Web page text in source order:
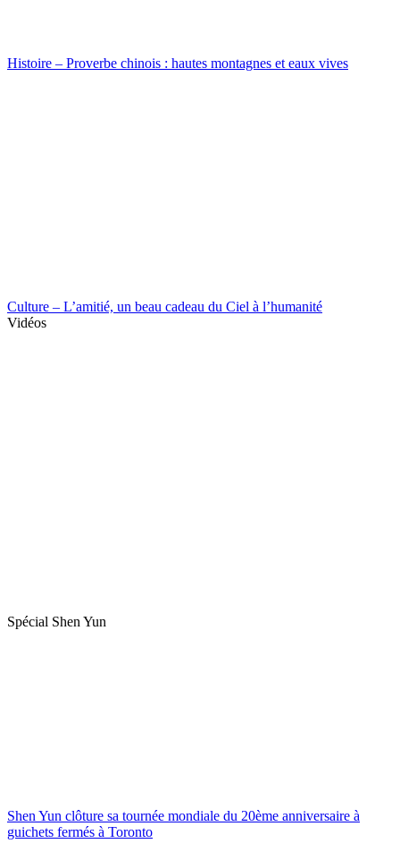
Histoire – Proverbe chinois : hautes montagnes et eaux vives
Culture – L’amitié, un beau cadeau du Ciel à l’humanité
Vidéos
Spécial Shen Yun
Shen Yun clôture sa tournée mondiale du 20ème anniversaire à
guichets fermés à Toronto